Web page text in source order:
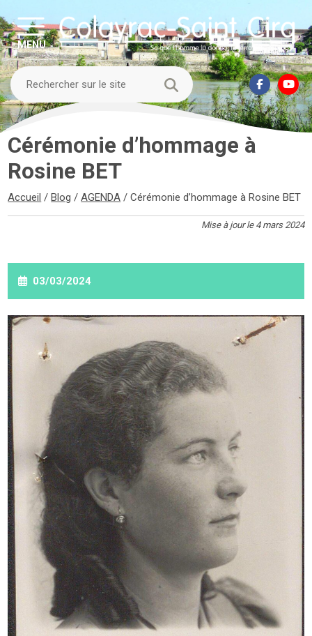
MENU
Cérémonie d’hommage à
Rosine BET
Accueil /Blog /AGENDA /Cérémonie d’hommage à Rosine BET
Mise à jour le 4 mars 2024
03/03/2024